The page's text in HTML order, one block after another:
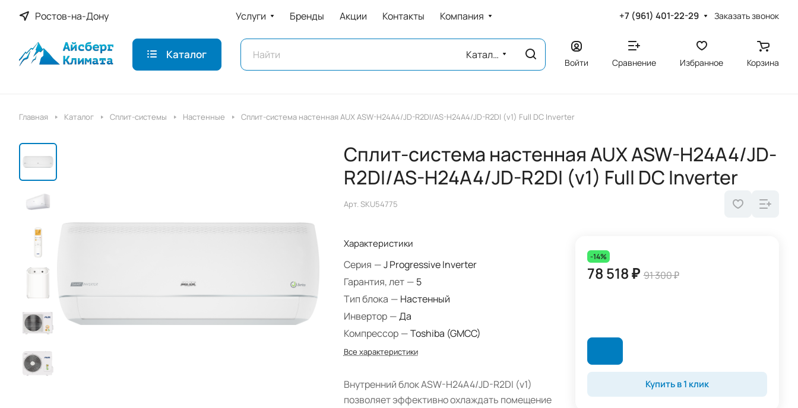
Ростов-на-Дону Услуги Бренды Акции Контакты Компания +7 (961) 401-22-29 Заказать звонок
Каталог Каталог
Войти Сравнение Избранное Корзина
Главная Каталог Сплит-системы Настенные Сплит-система настенная AUX ASW-H24A4/JD-R2DI/AS-H24A4/JD-R2DI (v1) Full DC Inverter
Сплит-система настенная AUX ASW-H24A4/JD-
R2DI/AS-H24A4/JD-R2DI (v1) Full DC Inverter
Арт. SKU54775
Характеристики
Серия —J Progressive Inverter
Гарантия, лет — 5
Тип блока — Настенный
Инвертор —Да
Компрессор —Toshiba (GMCC)
Все характеристики
Внутренний блок ASW-H24A4/JD-R2DI (v1)
позволяет эффективно охлаждать помещение
-14%
78 518 ₽ 91 300 ₽
Купить в 1 клик